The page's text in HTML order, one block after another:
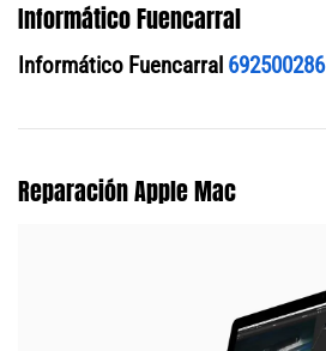
Informático Fuencarral
Informático Fuencarral 692500286
Reparación Apple Mac